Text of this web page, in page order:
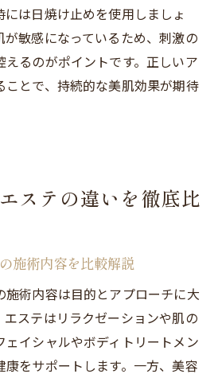
は日焼け止めを使用しましょ
が敏感になっているため、刺激の
るのがポイントです。正しいア
ことで、持続的な美肌効果が期待
ステの違いを徹底比
施術内容を比較解説
施術内容は目的とアプローチに大
エステはリラクゼーションや肌の
イシャルやボディトリートメン
康をサポートします。一方、美容